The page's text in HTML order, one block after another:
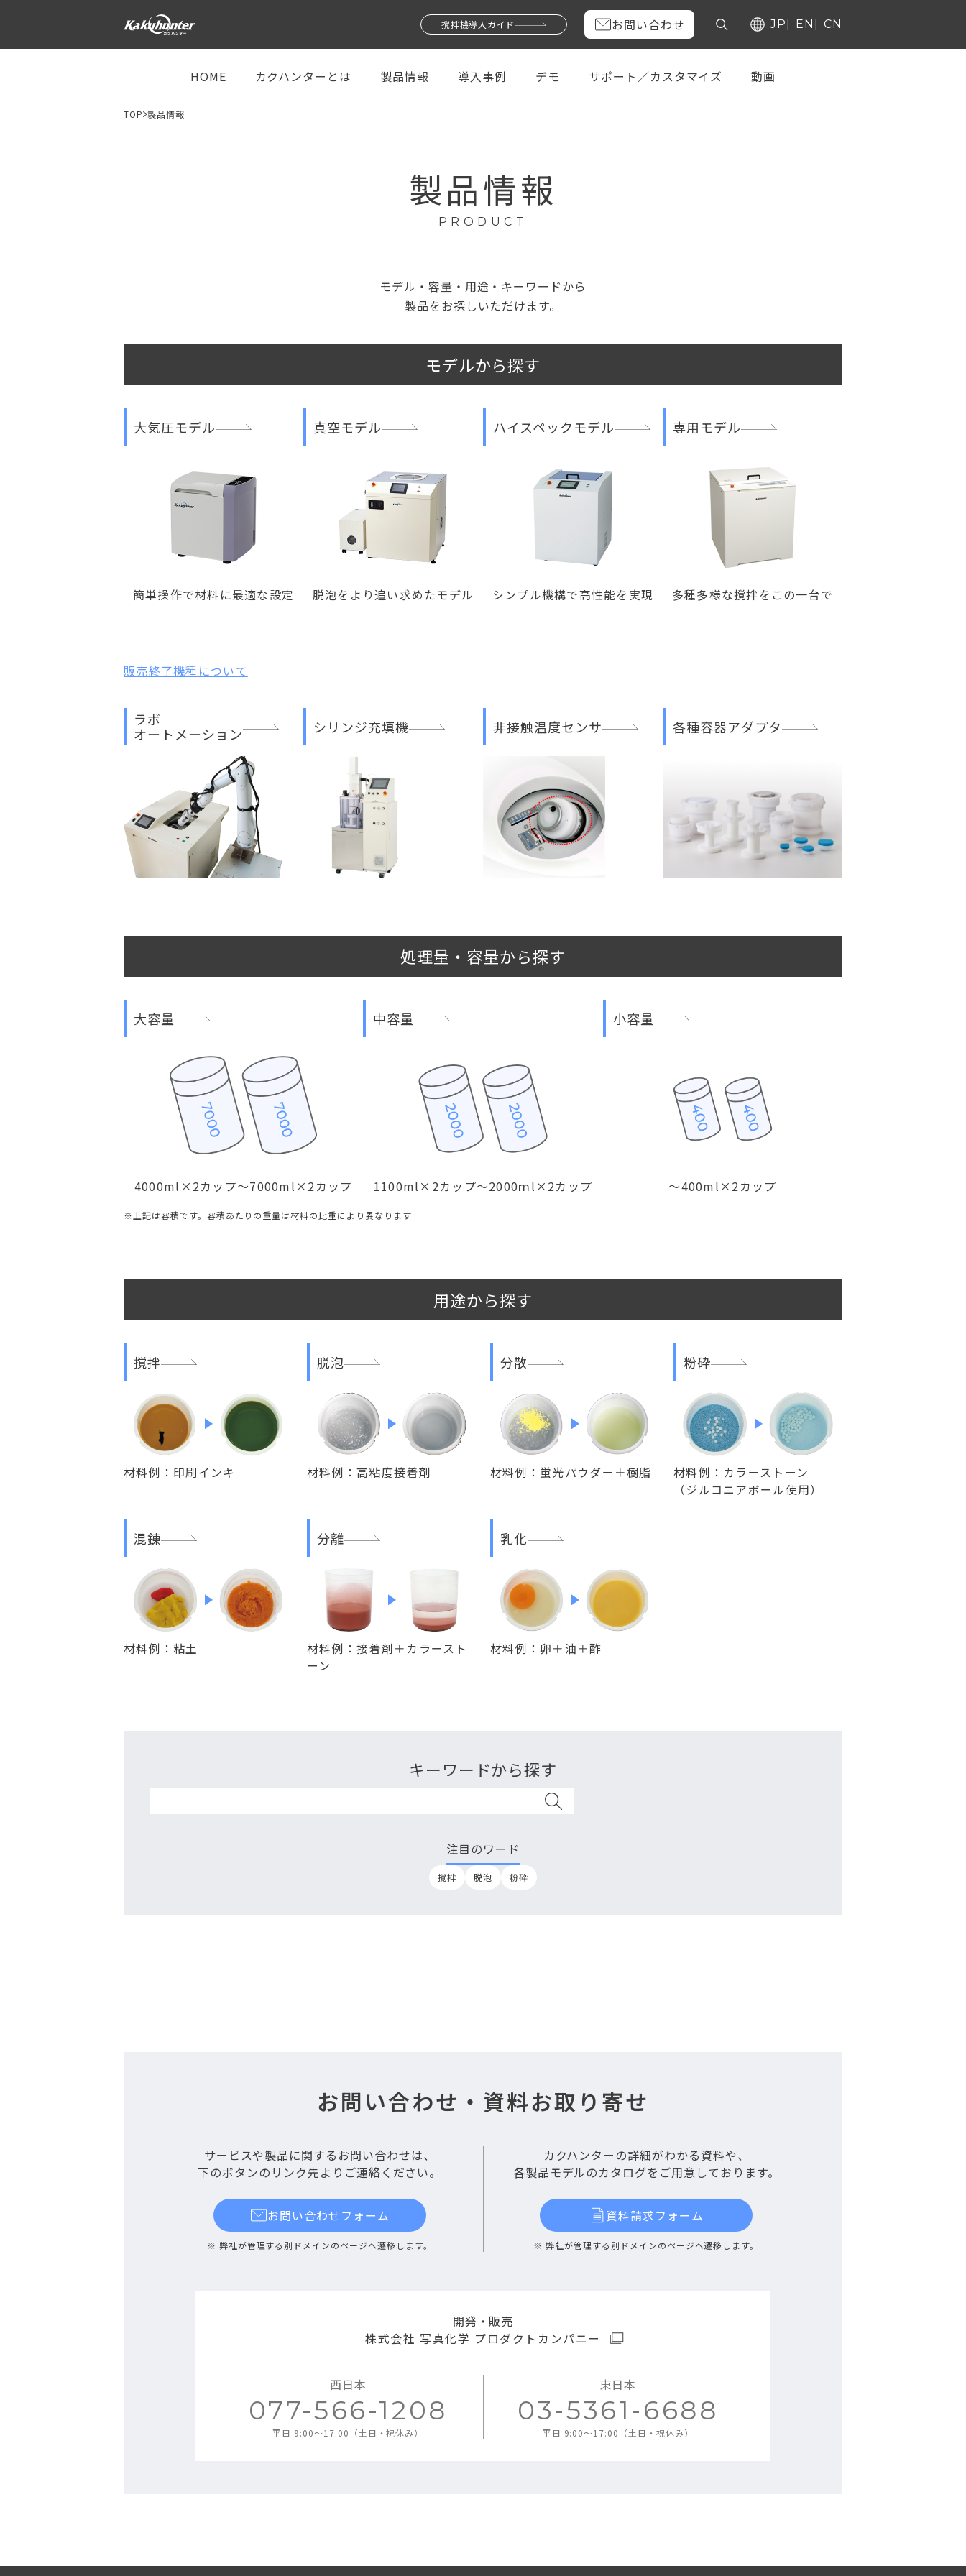
撹拌機導入ガイド お問い合わせ JP EN CN
HOME カクハンターとは 製品情報 導入事例 デモ サポート／カスタマイズ 動画
TOP 製品情報
製品情報
PRODUCT
モデル・容量・用途・キーワードから
製品をお探しいただけます。
モデルから探す
大気圧モデル
簡単操作で材料に最適な設定
真空モデル
脱泡をより追い求めたモデル
ハイスペックモデル
シンプル機構で高性能を実現
専用モデル
多種多様な撹拌をこの一台で
販売終了機種について
ラボ
オートメーション
シリンジ充填機 非接触温度センサ 各種容器アダプタ
処理量・容量から探す
大容量
4000ml×2カップ〜7000ml×2カップ
中容量
1100ml×2カップ〜2000ｍl×2カップ
小容量
〜400ml×2カップ
※上記は容積です。容積あたりの重量は材料の比重により異なります
用途から探す
撹拌
材料例：印刷インキ
脱泡
材料例：高粘度接着剤
分散
材料例：蛍光パウダー＋樹脂
粉砕
材料例：カラーストーン
（ジルコニアボール使用）
混錬
材料例：粘土
分離
材料例：接着剤＋カラースト
ーン
乳化
材料例：卵＋油＋酢
キーワードから探す
注目のワード
撹拌 脱泡 粉砕
お問い合わせ・ 資料お取り寄せ
サービスや製品に関するお問い合わせは、
下のボタンのリンク先よりご連絡ください。
お問い合わせフォーム
※ 弊社が管理する別ドメインのページへ遷移します。
カクハンターの詳細がわかる資料や、
各製品モデルのカタログをご用意しております。
資料請求フォーム
※ 弊社が管理する別ドメインのページへ遷移します。
開発・販売
株式会社 写真化学 プロダクトカンパニー
西日本
077-566-1208
平日 9:00～17:00（土日・祝休み）
東日本
03-5361-6688
平日 9:00～17:00（土日・祝休み）